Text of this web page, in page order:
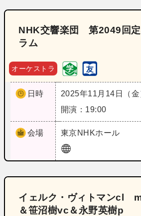
NHK交響楽団 第2049回
ラム
オーケストラ
日時
2025年11月14日（金
開演：19:00
会場 東京NHKホール
イェルク・ヴィトマンcl
＆笹沼樹vc＆永野英樹p